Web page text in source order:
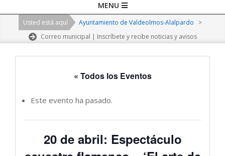
Navigation
MENU
Usted está aquí Ayuntamiento de Valdeolmos-Alalpardo
>
Correo municipal | Inscríbete y recibe noticias y avisos
« Todos los Eventos
Este evento ha pasado.
20 de abril: Espectáculo